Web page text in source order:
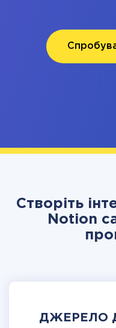
Створіть
Notion
ДЖЕРЕЛО